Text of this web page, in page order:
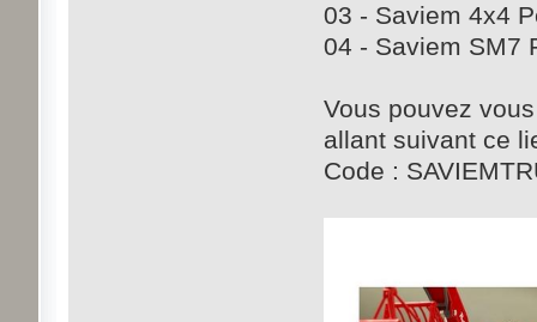
03 - Saviem 4x4
04 - Saviem SM7
Vous pouvez
allant suivant ce
Code :